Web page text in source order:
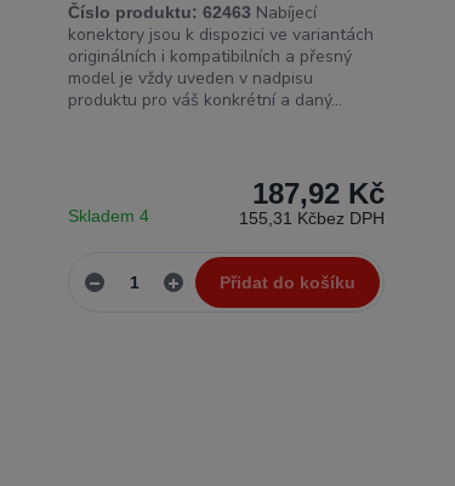
Číslo produktu: 62463 Nabíjecí
konektory jsou k dispozici ve variantách
originálních i kompatibilních a přesný
model je vždy uveden v nadpisu
produktu pro váš konkrétní a daný...
187,92 Kč
155,31 Kčbez DPH
Skladem 4
Přidat do košíku